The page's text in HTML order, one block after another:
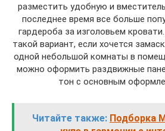
разместить удобную и
последнее время все больше
гардероба за изголовьем
такой вариант, если хочется
одной небольшой комнаты в
можно оформить раздвижные
тон с основным
Читайте также: Подборка